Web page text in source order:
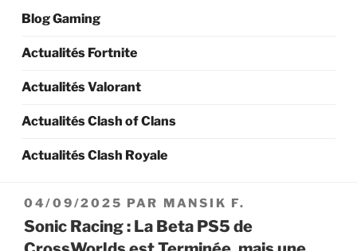
Blog Gaming
Actualités Fortnite
Actualités Valorant
Actualités Clash of Clans
Actualités Clash Royale
PUBLIÉ
LE
04/09/2025 PAR MANSIK F.
Sonic Racing : La Beta PS5 de